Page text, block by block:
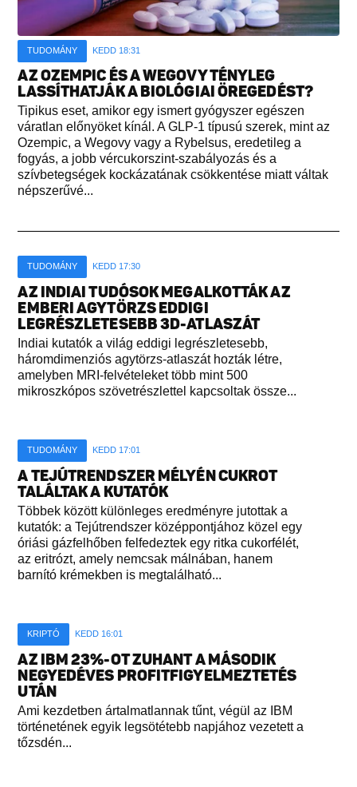
TUDOMÁNY KEDD 18:31
AZ OZEMPIC ÉS A WEGOVY TÉNYLEG
LASSÍTHATJÁK A BIOLÓGIAI ÖREGEDÉST?
Tipikus eset, amikor egy ismert gyógyszer egészen
váratlan előnyöket kínál. A GLP-1 típusú szerek, mint az
Ozempic, a Wegovy vagy a Rybelsus, eredetileg a
fogyás, a jobb vércukorszint-szabályozás és a
szívbetegségek kockázatának csökkentése miatt váltak
népszerűvé...
TUDOMÁNY KEDD 17:30
AZ INDIAI TUDÓSOK MEGALKOTTÁK AZ
EMBERI AGYTÖRZS EDDIGI
LEGRÉSZLETESEBB 3D-ATLASZÁT
Indiai kutatók a világ eddigi legrészletesebb,
háromdimenziós agytörzs-atlaszát hozták létre,
amelyben MRI-felvételeket több mint 500
mikroszkópos szövetrészlettel kapcsoltak össze...
TUDOMÁNY KEDD 17:01
A TEJÚTRENDSZER MÉLYÉN CUKROT
TALÁLTAK A KUTATÓK
Többek között különleges eredményre jutottak a
kutatók: a Tejútrendszer középpontjához közel egy
óriási gázfelhőben felfedeztek egy ritka cukorfélét,
az eritrózt, amely nemcsak málnában, hanem
barnító krémekben is megtalálható...
KRIPTÓ KEDD 16:01
AZ IBM 23%-OT ZUHANT A MÁSODIK
NEGYEDÉVES PROFITFIGYELMEZTETÉS
UTÁN
Ami kezdetben ártalmatlannak tűnt, végül az IBM
történetének egyik legsötétebb napjához vezetett a
tőzsdén...